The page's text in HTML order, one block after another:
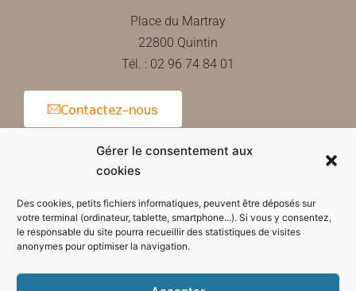
Gérer le consentement aux
cookies
Des cookies, petits fichiers informatiques, peuvent être déposés sur
votre terminal (ordinateur, tablette, smartphone...). Si vous y consentez,
le responsable du site pourra recueillir des statistiques de visites
anonymes pour optimiser la navigation.
Place du Martray
22800 Quintin
Tél. : 02 96 74 84 01
Contactez-nous
Horaires d'ouverture de la mairie